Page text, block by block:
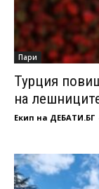
Пари
Турция
на
Екип на ДЕБАТИ.БГ